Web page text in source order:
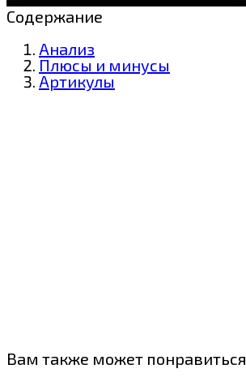
Содержание
Анализ
Плюсы и минусы
Артикулы
Вам также может понравиться